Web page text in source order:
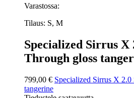
Varastossa:
Tilaus: S, M
Specialized Sirrus X
Through gloss
799,00 € Specialized Sirrus X
tangerine